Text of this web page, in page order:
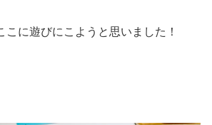
こに遊びにこようと思いました！